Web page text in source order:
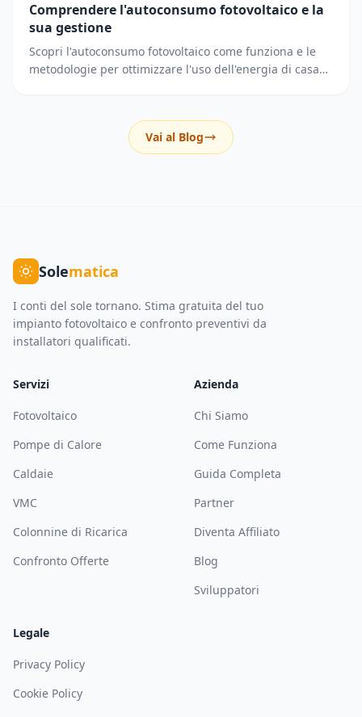
Comprendere l'autoconsumo fotovoltaico e la
sua gestione
Scopri l'autoconsumo fotovoltaico come funziona e le
metodologie per ottimizzare l'uso dell'energia di casa
Vai al Blog
Solematica
I conti del sole tornano. Stima gratuita del tuo
impianto fotovoltaico e confronto preventivi da
installatori qualificati.
Servizi
Fotovoltaico
Pompe di Calore
Caldaie
VMC
Colonnine di Ricarica
Confronto Offerte
Azienda
Chi Siamo
Come Funziona
Guida Completa
Partner
Diventa Affiliato
Blog
Sviluppatori
Legale
Privacy Policy
Cookie Policy